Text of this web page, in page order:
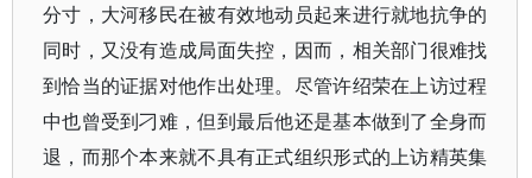
分寸，大河移民在被有效地动员起来进行就地抗争的
同时，又没有造成局面失控，因而，相关部门很难找
到恰当的证据对他作出处理。尽管许绍荣在上访过程
中也曾受到刁难，但到最后他还是基本做到了全身而
退，而那个本来就不具有正式组织形式的上访精英集